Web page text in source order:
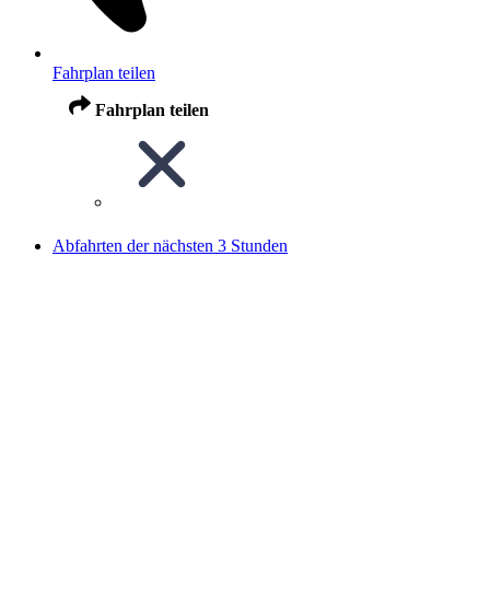
Fahrplan teilen
Fahrplan teilen
Abfahrten der nächsten 3 Stunden